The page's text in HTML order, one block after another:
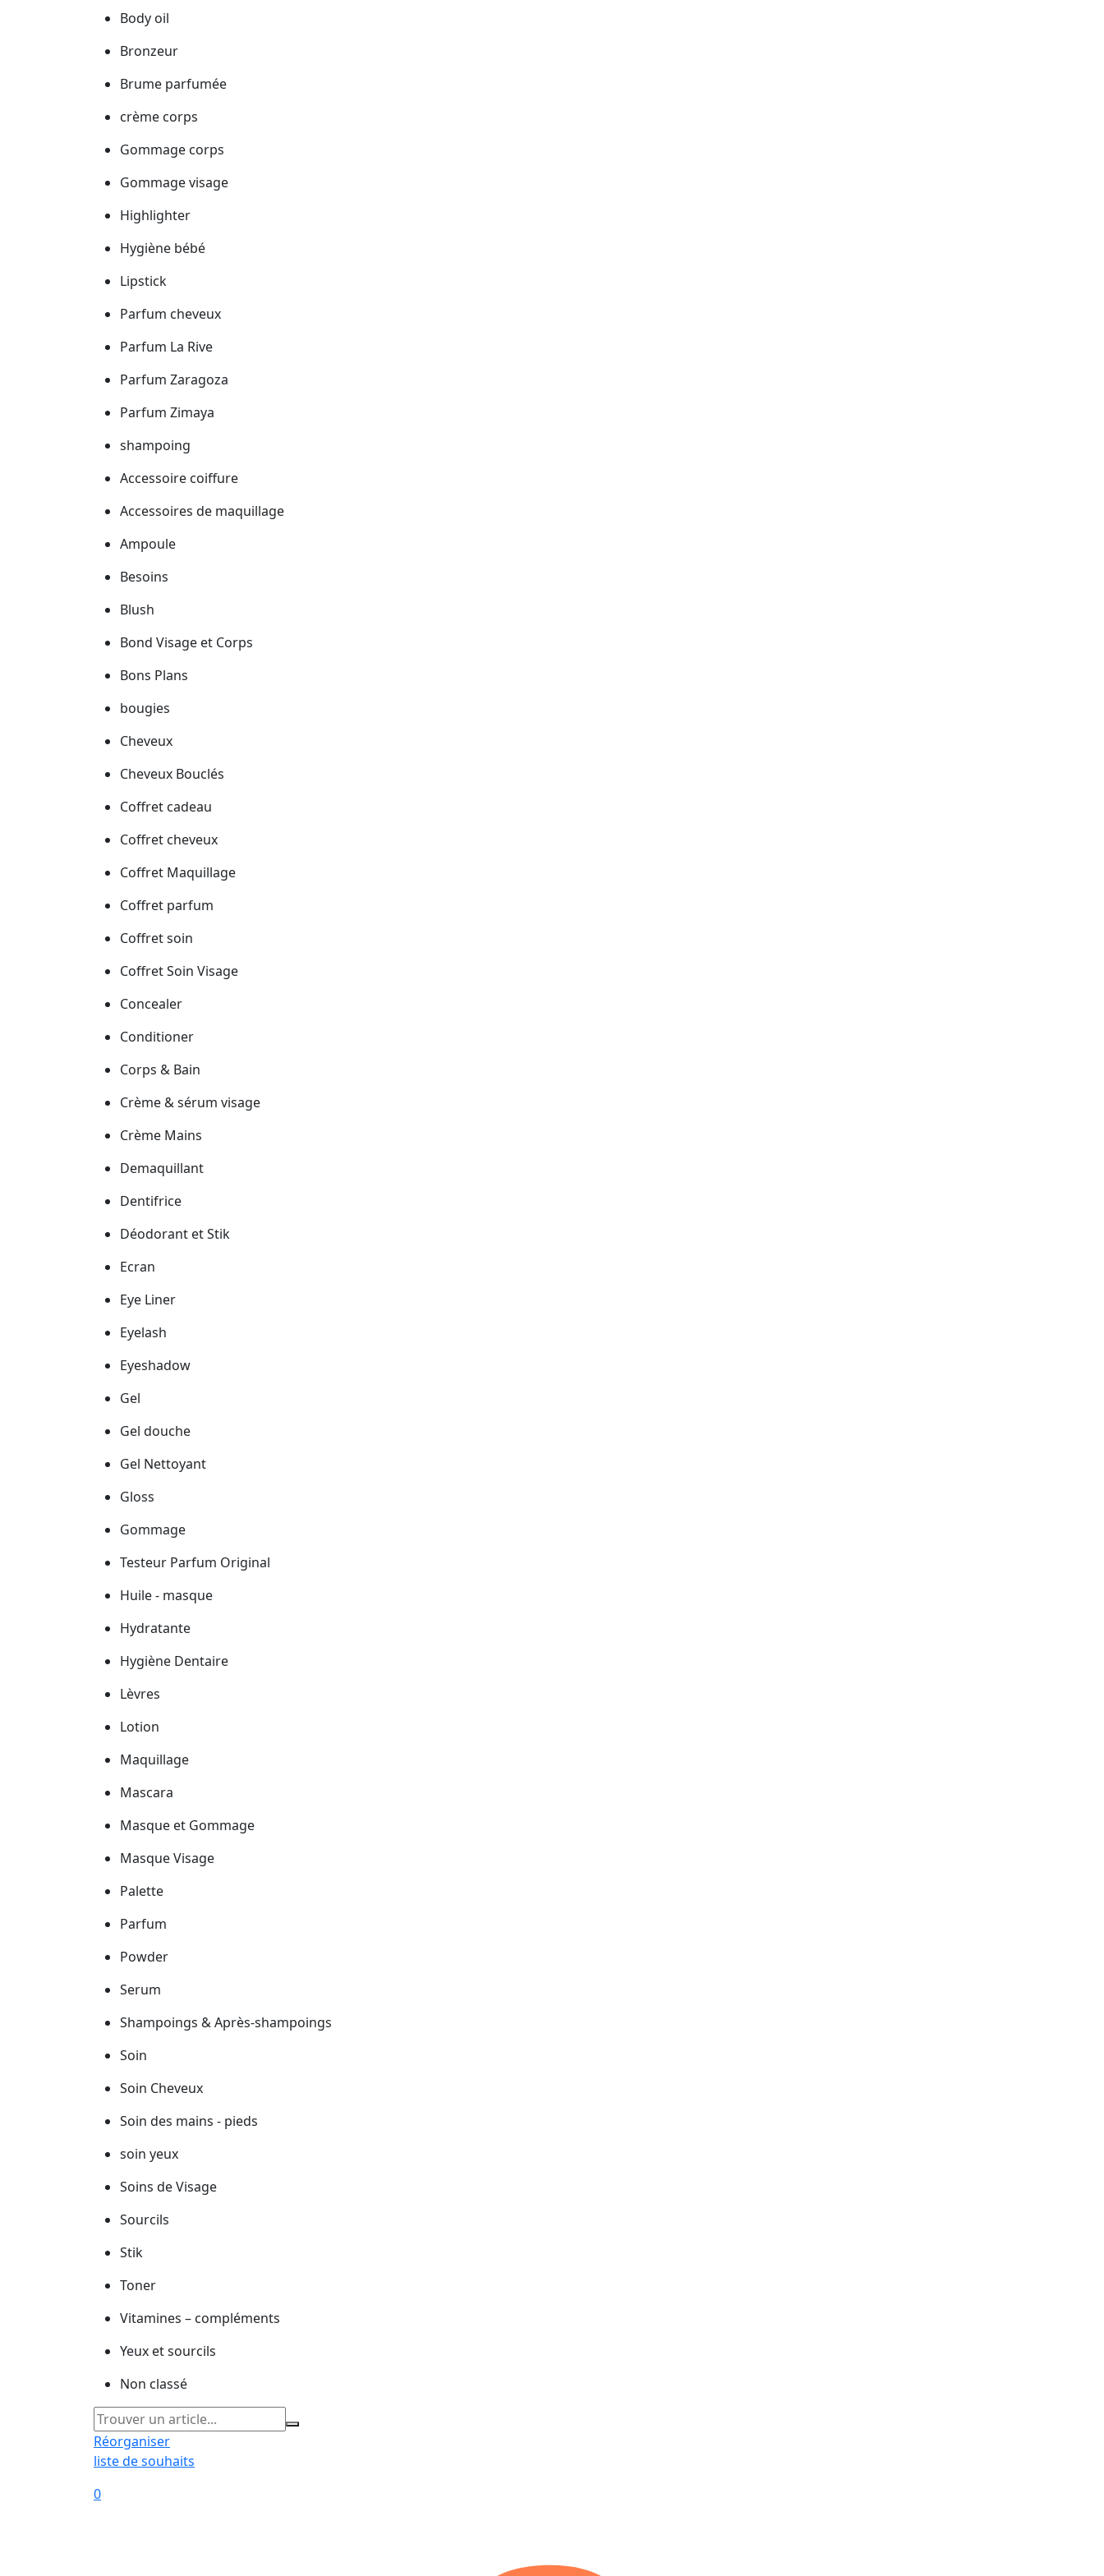
Body oil
Bronzeur
Brume parfumée
crème corps
Gommage corps
Gommage visage
Highlighter
Hygiène bébé
Lipstick
Parfum cheveux
Parfum La Rive
Parfum Zaragoza
Parfum Zimaya
shampoing
Accessoire coiffure
Accessoires de maquillage
Ampoule
Besoins
Blush
Bond Visage et Corps
Bons Plans
bougies
Cheveux
Cheveux Bouclés
Coffret cadeau
Coffret cheveux
Coffret Maquillage
Coffret parfum
Coffret soin
Coffret Soin Visage
Concealer
Conditioner
Corps & Bain
Crème & sérum visage
Crème Mains
Demaquillant
Dentifrice
Déodorant et Stik
Ecran
Eye Liner
Eyelash
Eyeshadow
Gel
Gel douche
Gel Nettoyant
Gloss
Gommage
Testeur Parfum Original
Huile - masque
Hydratante
Hygiène Dentaire
Lèvres
Lotion
Maquillage
Mascara
Masque et Gommage
Masque Visage
Palette
Parfum
Powder
Serum
Shampoings & Après-shampoings
Soin
Soin Cheveux
Soin des mains - pieds
soin yeux
Soins de Visage
Sourcils
Stik
Toner
Vitamines – compléments
Yeux et sourcils
Non classé
Réorganiser
liste de souhaits
0